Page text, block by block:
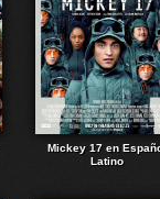
Mickey 17 en
Latino